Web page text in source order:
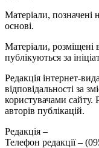
Матеріали, позначені
основі.
Матеріали, розміщені
публікуються за
Редакція інтернет-
відповідальності за
користувачами сайту.
авторів публікацій.
Редакція –
Телефон редакції –